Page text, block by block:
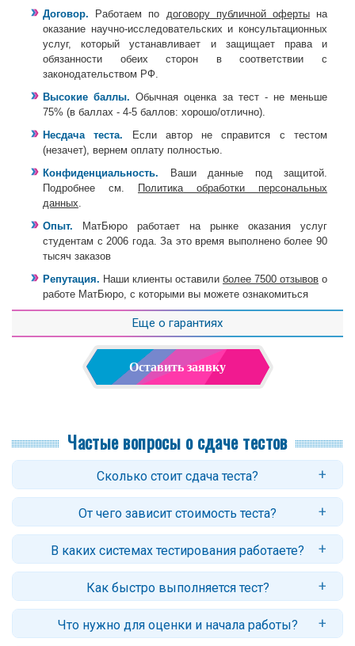
Договор. Работаем по договору публичной офертына
оказание научно-исследовательских и консультационных
услуг, который устанавливает и защищает права и
обязанности обеих сторон в соответствии с
законодательством РФ.
Высокие баллы. Обычная оценка за тест - не меньше
75% (в баллах - 4-5 баллов: хорошо/отлично).
Несдача теста. Если автор не справится с тестом
(незачет), вернем оплату полностью.
Конфиденциальность. Ваши данные под защитой.
Подробнее см.
Политика обработки персональных
данных
Опыт. МатБюро работает на рынке оказания услуг
студентам с 2006 года. За это время выполнено более 90
тысяч заказов
Репутация. Наши клиенты оставили более 7500 отзывов о
работе МатБюро, с которыми вы можете ознакомиться
Еще о гарантиях
Оставить заявку
Частые вопросы о сдаче тестов
Сколько стоит сдача теста?
Средняя стоимость — от 500 рублей. На цену влияют объём,
сложность, предмет, тип вопросов и сроки. Точную сумму мы
назовём после обработки вашей заявки.
От чего зависит стоимость теста?
На цену влияет несколько факторов:
Количество вопросов — чем больше, тем выше
стоимость;
Тип заданий — тесты с выбором одного варианта
ответа дешевле, чем задания с расчётными задачами
или открытыми вопросами;
В каких системах тестирования работаете?
Мы работаем с популярными LMS: Moodle, Прометей, кастомными
СДО разных вузов и другими системами. Укажите сайт для сдачи
в заявке.
Как быстро выполняется тест?
Большинство тестов выполняется в срок 3-5 дней. Срочные
задания (в течение суток) возможны для некоторых вузов.
Что нужно для оценки и начала работы?